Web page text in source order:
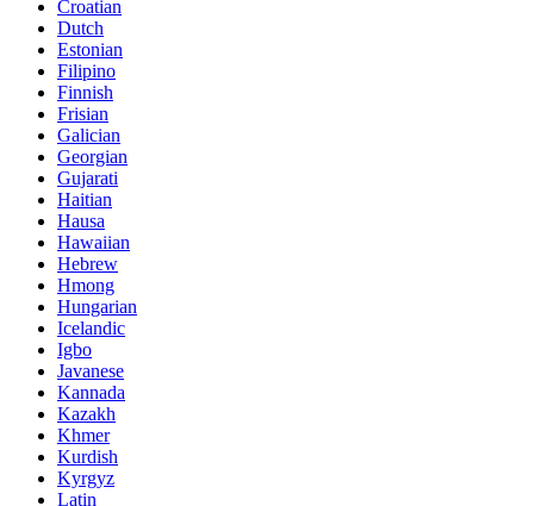
Croatian
Dutch
Estonian
Filipino
Finnish
Frisian
Galician
Georgian
Gujarati
Haitian
Hausa
Hawaiian
Hebrew
Hmong
Hungarian
Icelandic
Igbo
Javanese
Kannada
Kazakh
Khmer
Kurdish
Kyrgyz
Latin